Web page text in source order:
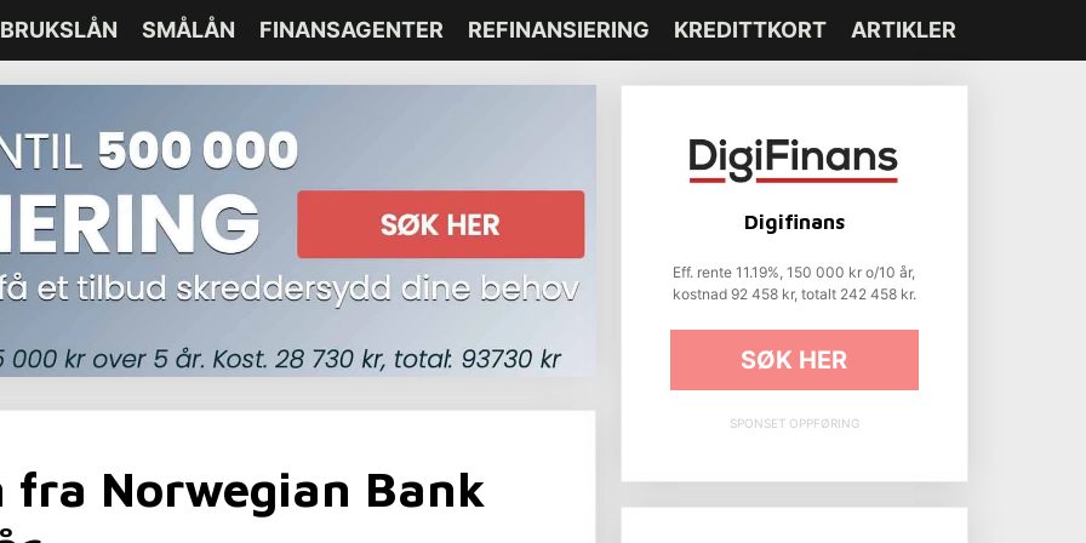
SMÅLÅN FINANSAGENTER REFINANSIERING KREDITTKORT ARTIKLER
fra Norwegian Bank
Digifinans
Eff. rente 11.19%, 150 000 kr o/10 år,
kostnad 92 458 kr, totalt 242 458 kr.
SØK HER
SPONSET OPPFØRING